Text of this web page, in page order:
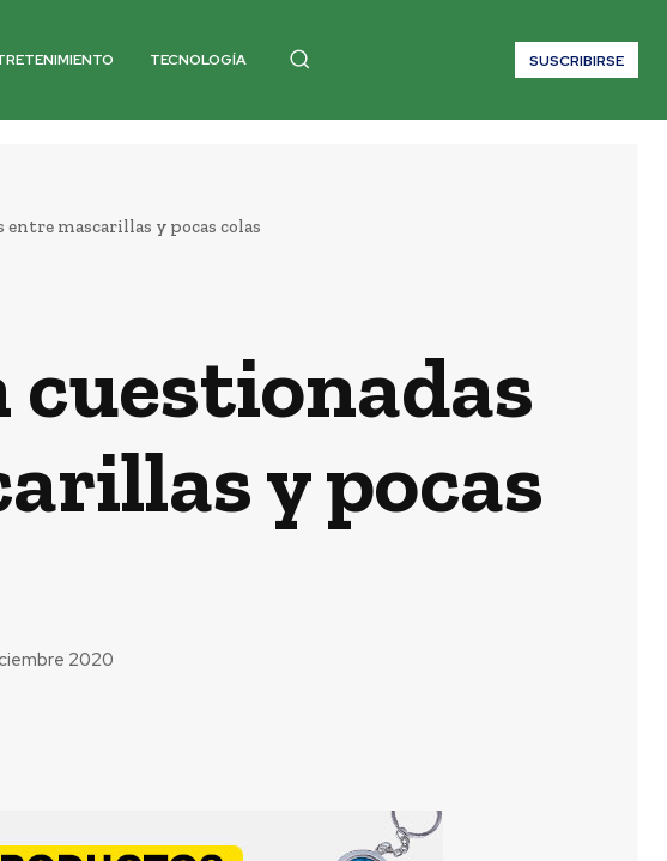
TECNOLOGÍA SUSCRIBIRSE
entre mascarillas y pocas colas
cuestionadas
y pocas
2020